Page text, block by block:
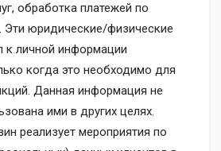
обработка платежей по
Эти юридические/физические
к личной информации
когда это необходимо для
Данная информация не
ими в других целях.
реализует мероприятия по